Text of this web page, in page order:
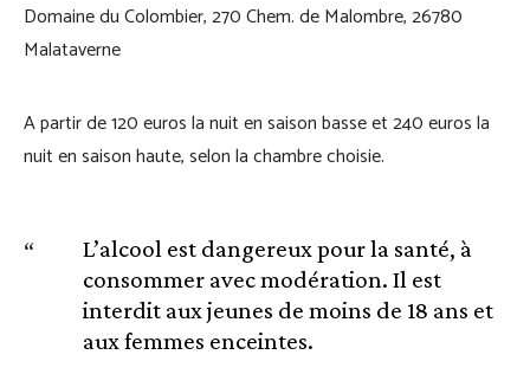
Domaine du Colombier, 270 Chem. de Malombre, 26780
Malataverne
A partir de 120 euros la nuit en saison basse et 240 euros la
nuit en saison haute, selon la chambre choisie.
L’alcool est dangereux pour la santé, à
consommer avec modération. Il est
interdit aux jeunes de moins de 18 ans et
aux femmes enceintes.